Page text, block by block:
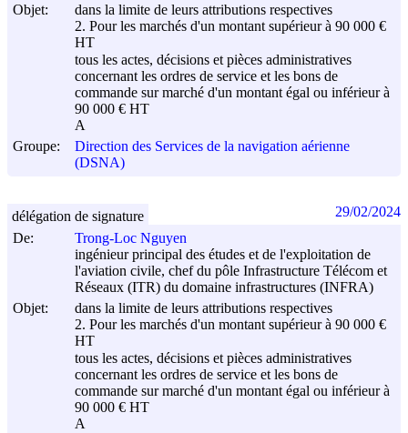
Objet:
dans la limite de leurs attributions respectives
2. Pour les marchés d'un montant supérieur à 90 000 €
HT
tous les actes, décisions et pièces administratives
concernant les ordres de service et les bons de
commande sur marché d'un montant égal ou inférieur à
90 000 € HT
A
Groupe:
Direction des Services de la navigation aérienne
(DSNA)
De:
Trong-Loc Nguyen
ingénieur principal des études et de l'exploitation de
l'aviation civile, chef du pôle Infrastructure Télécom et
Réseaux (ITR) du domaine infrastructures (INFRA)
Objet:
dans la limite de leurs attributions respectives
2. Pour les marchés d'un montant supérieur à 90 000 €
HT
tous les actes, décisions et pièces administratives
concernant les ordres de service et les bons de
commande sur marché d'un montant égal ou inférieur à
90 000 € HT
A
délégation de signature 29/02/2024